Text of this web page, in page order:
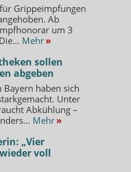
Grippeimpfungen
Ab
um 3
Mehr »
sollen
abgeben
Bayern haben sich
Unter
Abkühlung –
Mehr »
„Vier
voll